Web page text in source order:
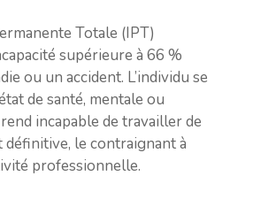
Totale (IPT)
supérieure à 66 %
ou un accident. L’individu se
de santé, mentale ou
incapable de travailler de
définitive, le contraignant à
professionnelle.